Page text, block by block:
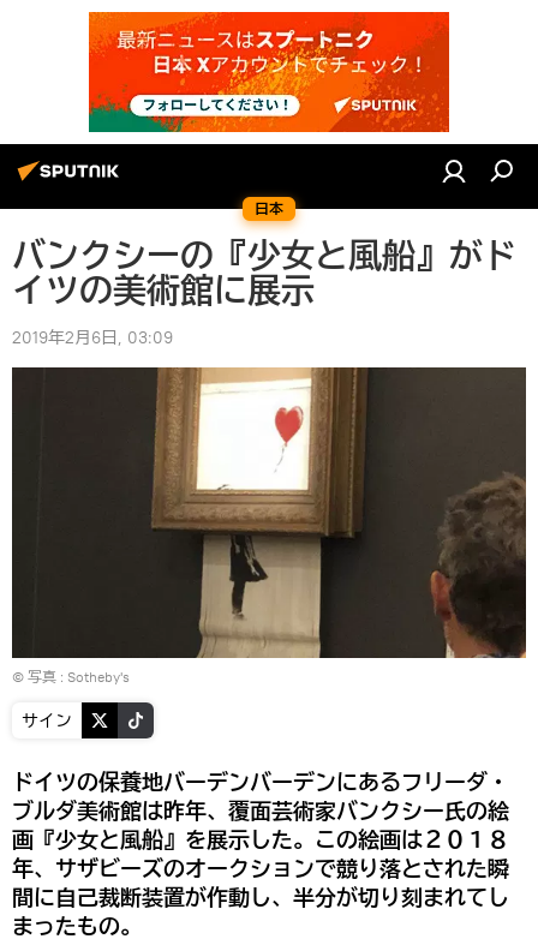
日本
バンクシーの『少女と風船』がド
イツの美術館に展示
2019年2月6日, 03:09
© 写真 : Sotheby's
サイン
ドイツの保養地バーデンバーデンにあるフリーダ・
ブルダ美術館は昨年、覆面芸術家バンクシー氏の絵
画『少女と風船』を展示した。この絵画は２０１８
年、サザビーズのオークションで競り落とされた瞬
間に自己裁断装置が作動し、半分が切り刻まれてし
まったもの。